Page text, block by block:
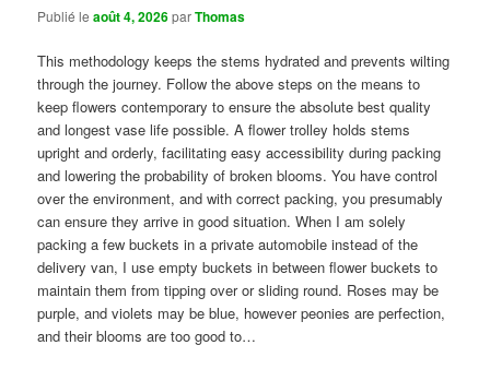
Publié leaoût 4, 2026parThomas
This methodology keeps the stems hydrated and prevents wilting
through the journey. Follow the above steps on the means to
keep flowers contemporary to ensure the absolute best quality
and longest vase life possible. A flower trolley holds stems
upright and orderly, facilitating easy accessibility during packing
and lowering the probability of broken blooms. You have control
over the environment, and with correct packing, you presumably
can ensure they arrive in good situation. When I am solely
packing a few buckets in a private automobile instead of the
delivery van, I use empty buckets in between flower buckets to
maintain them from tipping over or sliding round. Roses may be
purple, and violets may be blue, however peonies are perfection,
and their blooms are too good to…